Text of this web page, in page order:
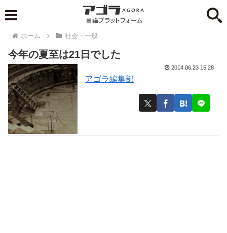
ホーム 社会・一般
今年の夏至は21日でした
アゴラ編集部
2014.06.23 15:28